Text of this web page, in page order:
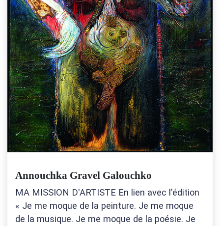
Annouchka Gravel Galouchko
MA MISSION D'ARTISTE En lien avec l'édition
« Je me moque de la peinture. Je me moque
de la musique. Je me moque de la poésie. Je